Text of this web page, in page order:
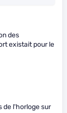
des
existait pour le
de l'horloge sur